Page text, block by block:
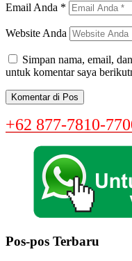
Email Anda *
Website Anda
Simpan nama, email,
untuk komentar saya
+62 877-7810-
Pos-pos Terbaru